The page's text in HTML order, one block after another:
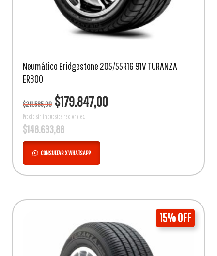
Neumático Bridgestone 205/55R16 91V TURANZA
ER300
$211.585,00
El
precio
original
era:
$179.847,00precio
Precio sin impuestos nacionales:
$148.633,88
CONSULTAR X WHATSAPP
15% OFF